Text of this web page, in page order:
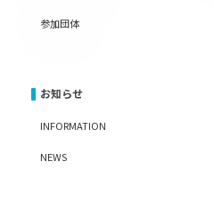
参加団体
お知らせ
INFORMATION
NEWS